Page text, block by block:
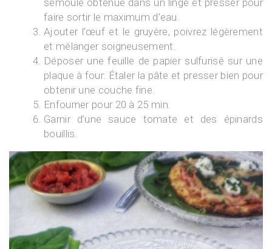
semoule obtenue dans un linge et presser pour
faire sortir le maximum d’eau.
Ajouter l’œuf et le gruyère, poivrez légèrement
et mélanger soigneusement.
Déposer une feuille de papier sulfurisé sur une
plaque à four. Étaler la pâte et presser bien pour
obtenir une couche fine.
Enfourner pour 20 à 25 min.
Garnir d’une sauce tomate et des épinards
bouillis.